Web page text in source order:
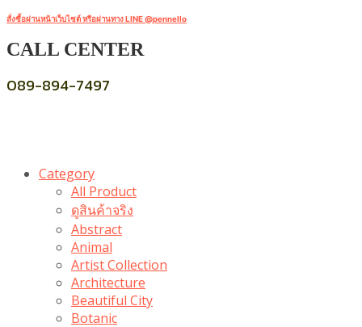
สั่งซื้อผ่านหน้าเว็บไซต์ หรือผ่านทาง LINE @pennello
CALL CENTER
089-894-7497
Category
All Product
ดูสินค้าจริง
Abstract
Animal
Artist Collection
Architecture
Beautiful City
Botanic